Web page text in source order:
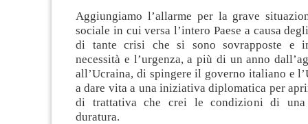
Aggiungiamo l’allarme per la grave
sociale in cui versa l’intero Paese a causa
di tante crisi che si sono sovrapposte e
necessità e l’urgenza, a più di un anno
all’Ucraina, di spingere il governo italiano e
a dare vita a una iniziativa diplomatica per
di trattativa che crei le condizioni di una
duratura.